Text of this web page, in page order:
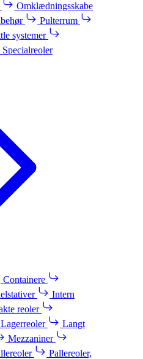
Omklædningsskabe
Pulterrum
systemer
Specialreoler
Containere
Intern
reoler
Lagerreoler
Langt
Mezzaniner
Pallereoler,